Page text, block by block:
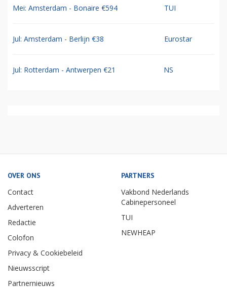
Mei: Amsterdam - Bonaire €594 TUI
Jul: Amsterdam - Berlijn €38 Eurostar
Jul: Rotterdam - Antwerpen €21 NS
OVER ONS
Contact
Adverteren
Redactie
Colofon
Privacy & Cookiebeleid
Nieuwsscript
Partnernieuws
PARTNERS
Vakbond Nederlands
Cabinepersoneel
TUI
NEWHEAP